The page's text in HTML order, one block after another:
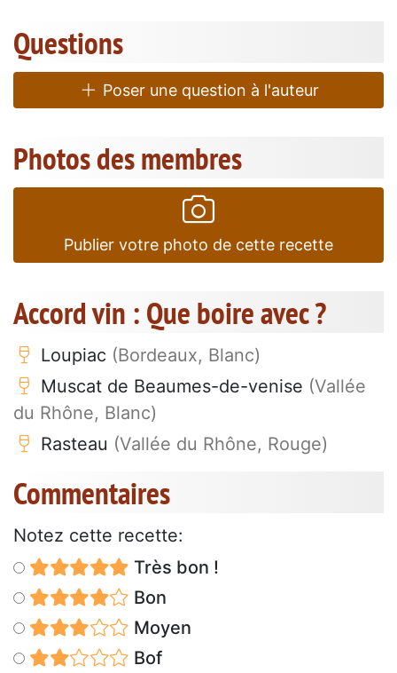
Questions
Poser une question à l'auteur
Photos des membres
Publier votre photo de cette recette
Accord vin : Que boire avec ?
Loupiac (Bordeaux, Blanc)
Muscat de Beaumes-de-venise (Vallée
du Rhône, Blanc)
Rasteau (Vallée du Rhône, Rouge)
Commentaires
Notez cette recette:
Très bon !
Bon
Moyen
Bof